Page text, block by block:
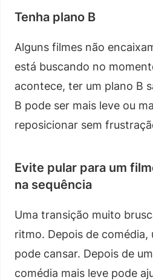
Tenha plano B
Alguns filmes não
está buscando no
acontece, ter um plano B
B pode ser mais leve ou
reposicionar sem
Evite pular para um
na sequência
Uma transição muito
ritmo. Depois de comédia,
pode cansar. Depois de
comédia mais leve pode